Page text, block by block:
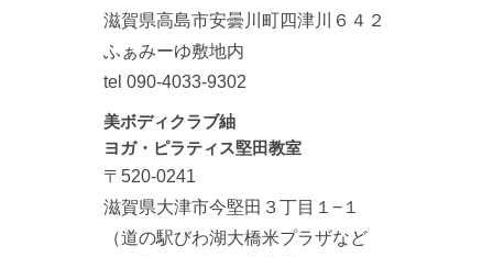
滋賀県高島市安曇川町四津川６４２
ふぁみーゆ敷地内
tel 090-4033-9302
美ボディクラブ紬
ヨガ・ピラティス堅田教室
〒520-0241
滋賀県大津市今堅田３丁目１−１
（道の駅びわ湖大橋米プラザなど